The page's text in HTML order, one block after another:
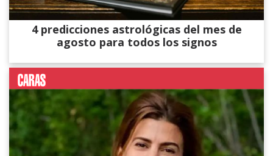
4 predicciones astrológicas del mes de
agosto para todos los signos